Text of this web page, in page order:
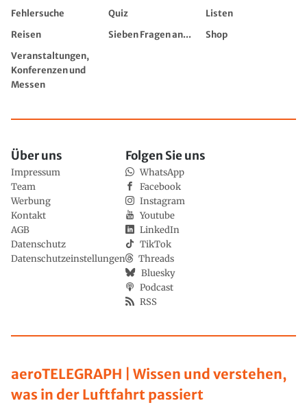
Fehlersuche
Quiz
Listen
Reisen
Sieben Fragen an...
Shop
Veranstaltungen,
Konferenzen und
Messen
aeroTELEGRAPH | Wissen und verstehen,
was in der Luftfahrt passiert
Über uns
Impressum
Team
Werbung
Kontakt
AGB
Datenschutz
Datenschutzeinstellungen
Folgen Sie uns
WhatsApp
Facebook
Instagram
Youtube
LinkedIn
TikTok
Threads
Bluesky
Podcast
RSS